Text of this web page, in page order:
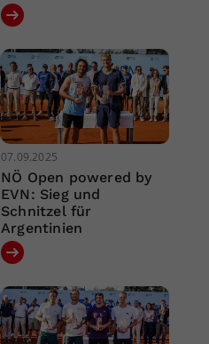
07.09.2025
NÖ Open powered by
EVN: Sieg und
Schnitzel für
Argentinien